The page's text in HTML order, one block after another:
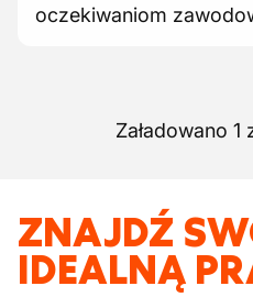
oczekiwaniom
Załadowano
ZNAJDŹ
IDEALNĄ